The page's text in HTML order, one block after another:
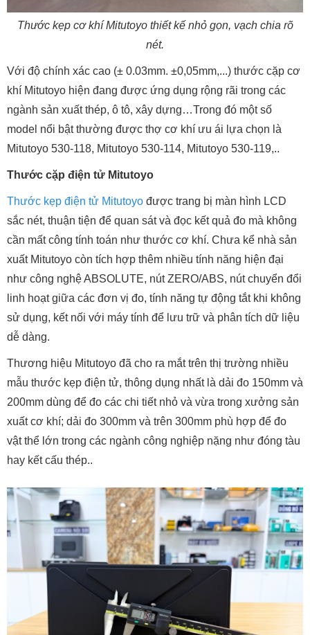
Thước kẹp cơ khí Mitutoyo thiết kế nhỏ gọn, vạch chia rõ
nét.
Với độ chính xác cao (± 0.03mm. ±0,05mm,...) thước cặp cơ
khí Mitutoyo hiện đang được ứng dụng rộng rãi trong các
ngành sản xuất thép, ô tô, xây dựng…Trong đó một số
model nổi bật thường được thợ cơ khí ưu ái lựa chọn là
Mitutoyo 530-118, Mitutoyo 530-114, Mitutoyo 530-119,..
Thước cặp điện tử Mitutoyo
Thước kẹp điện tử Mitutoyo được trang bị màn hình LCD
sắc nét, thuận tiện để quan sát và đọc kết quả đo mà không
cần mất công tính toán như thước cơ khí. Chưa kể nhà sản
xuất Mitutoyo còn tích hợp thêm nhiều tính năng hiện đại
như công nghệ ABSOLUTE, nút ZERO/ABS, nút chuyển đổi
linh hoạt giữa các đơn vị đo, tính năng tự động tắt khi không
sử dụng, kết nối với máy tính để lưu trữ và phân tích dữ liệu
dễ dàng.
Thương hiệu Mitutoyo đã cho ra mắt trên thị trường nhiều
mẫu thước kẹp điện tử, thông dụng nhất là dải đo 150mm và
200mm dùng để đo các chi tiết nhỏ và vừa trong xưởng sản
xuất cơ khí; dải đo 300mm và trên 300mm phù hợp để đo
vật thể lớn trong các ngành công nghiệp nặng như đóng tàu
hay kết cấu thép..